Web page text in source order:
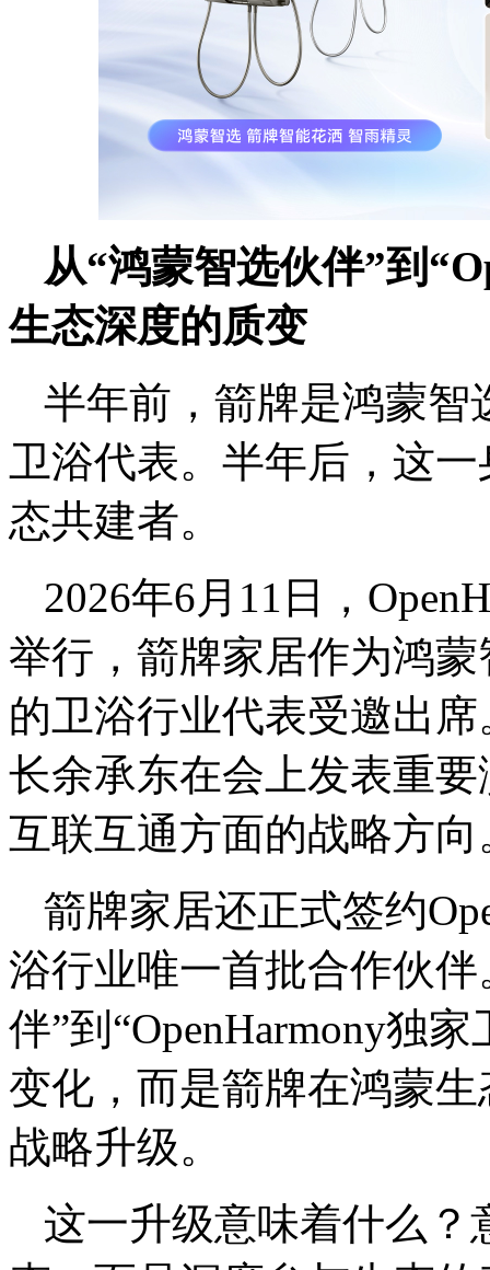
从“鸿蒙智选伙伴”到
生态深度的质变
半年前，箭牌是鸿蒙智
卫浴代表。半年后，这
态共建者。
2026年6月11日，
举行，箭牌家居作为鸿
的卫浴行业代表受邀出
长余承东在会上发表重
互联互通方面的战略方向
箭牌家居还正式签约
浴行业唯一首批合作伙
伴”到“OpenHarmony独
变化，而是箭牌在鸿蒙生
战略升级。
这一升级意味着什么？